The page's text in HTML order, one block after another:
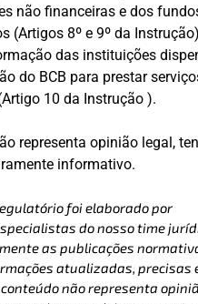
não financeiras e dos
(Artigos 8º e 9º da
das instituições
do BCB para prestar
10 da Instrução ).
representa opinião legal,
informativo.
foi elaborado por
do nosso time
as publicações
atualizadas, precisas
não representa